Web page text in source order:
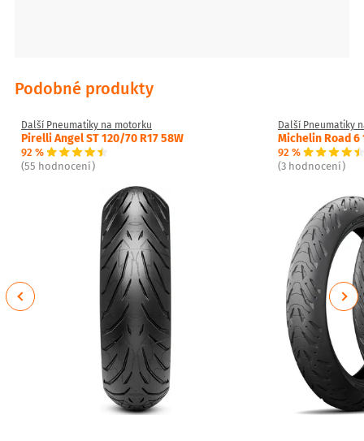
Podobné produkty
Další Pneumatiky na motorku
Pirelli Angel ST 120/70 R17 58W
92 %
(55 hodnocení)
Další Pneumatiky
Michelin Road 6
92 %
(3 hodnocení)
Previous Next